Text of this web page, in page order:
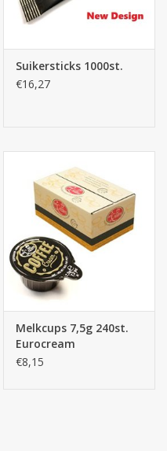
Suikersticks 1000st.
€16,27
Melkcups 7,5g 240st.
Eurocream
€8,15